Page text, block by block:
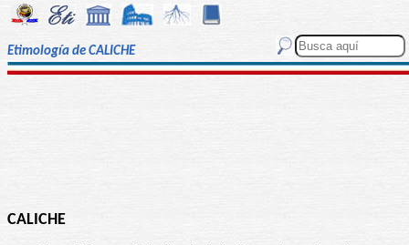
Etimología de CALICHE
CALICHE